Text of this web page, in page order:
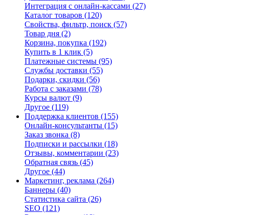
Интеграция с онлайн-кассами (27)
Каталог товаров (120)
Свойства, фильтр, поиск (57)
Товар дня (2)
Корзина, покупка (192)
Купить в 1 клик (5)
Платежные системы (95)
Службы доставки (55)
Подарки, скидки (56)
Работа с заказами (78)
Курсы валют (9)
Другое (119)
Поддержка клиентов (155)
Онлайн-консультанты (15)
Заказ звонка (8)
Подписки и рассылки (18)
Отзывы, комментарии (23)
Обратная связь (45)
Другое (44)
Маркетинг, реклама (264)
Баннеры (40)
Статистика сайта (26)
SEO (121)